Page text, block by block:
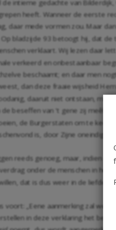
intieme gedachte van Bilderdijk,
heeft. Wanneer de eerste
daar mede vormen zou. Maar
Op bladzijde 93 betoogt hij, dat
verklaart. Wij lezen daar
verkeerd en onbestaanbaar
beschaamt; en daar men
dan deze fraaie wijsheid
daaruit niet ontstaan,
beseffen van 't gene zij
de Burgerstaten om te
is, door Zijne oneindige
reeds genoeg, maar, indien
onder de menschen in het
dat is dus weer in de liefde.
voort: „Eene aanmerking zal
in deze verklaring het